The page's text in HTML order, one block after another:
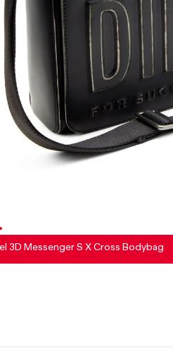
3D Messenger S X Cross Bodybag